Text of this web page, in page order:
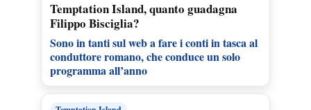
Temptation Island, quanto guadagna
Filippo Bisciglia?
Sono in tanti sul web a fare i conti in tasca al
conduttore romano, che conduce un solo
programma all’anno